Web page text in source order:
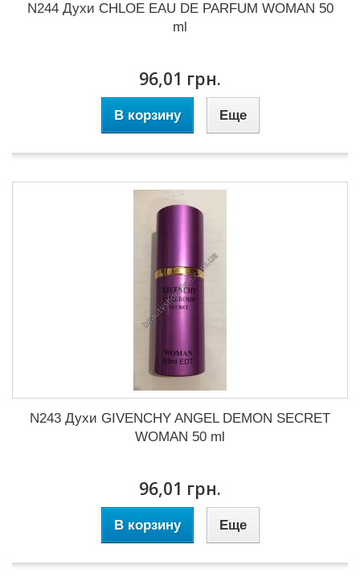
N244 Духи CHLOE EAU DE PARFUM WOMAN 50
ml
96,01 грн.
В корзину Еще
N243 Духи GIVENCHY ANGEL DEMON SECRET
WOMAN 50 ml
96,01 грн.
В корзину Еще